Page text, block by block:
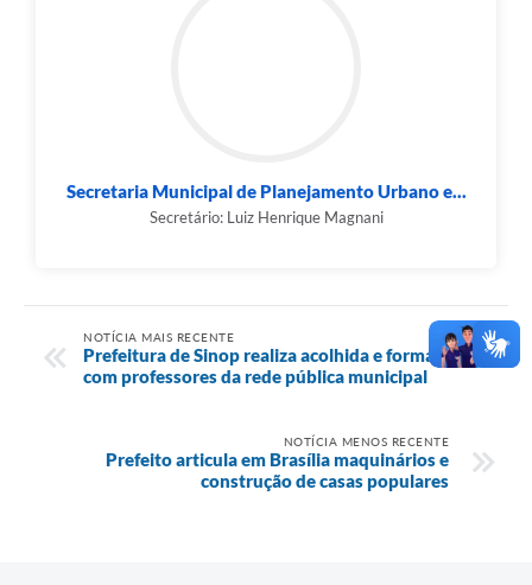
Secretaria Municipal de Planejamento Urbano e...
Secretário: Luiz Henrique Magnani
NOTÍCIA MAIS RECENTE
Prefeitura de Sinop realiza acolhida e formação
com professores da rede pública municipal
NOTÍCIA MENOS RECENTE
Prefeito articula em Brasília maquinários e
construção de casas populares